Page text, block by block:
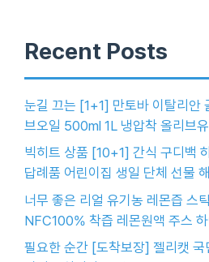
Recent Posts
눈길 끄는 [1+1] 만토바 이탈리안
브오일 500ml 1L 냉압착 올리브
빅히트 상품 [10+1] 간식 구디백
답례품 어린이집 생일 단체 선물
너무 좋은 리얼 유기농 레몬즙 스
NFC100% 착즙 레몬원액 주스
필요한 순간 [도착보장] 젤리캣 국